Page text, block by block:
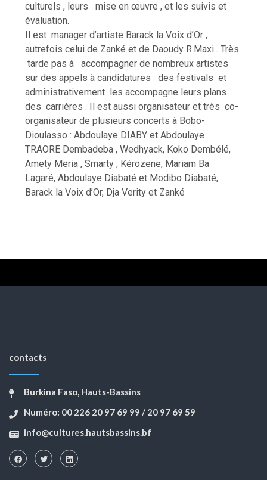
culturels , leurs mise en œuvre , et les suivis et
évaluation.
Il est manager d’artiste Barack la Voix d’Or ,
autrefois celui de Zanké et de Daoudy R.Maxi . Très
tarde pas à accompagner de nombreux artistes
sur des appels à candidatures des festivals et
administrativement les accompagne leurs plans
des carrières . Il est aussi organisateur et très co-
organisateur de plusieurs concerts à Bobo-
Dioulasso : Abdoulaye DIABY et Abdoulaye
TRAORE Dembadeba , Wedhyack, Koko Dembélé,
Amety Meria , Smarty , Kérozene, Mariam Ba
Lagaré, Abdoulaye Diabaté et Modibo Diabaté,
Barack la Voix d’Or, Dja Verity et Zanké
contacts
Burkina Faso, Hauts-Bassins
Numéro: 00 226 20 97 69 99 / 20 97 69 59
info@cultures.hautsbassins.bf